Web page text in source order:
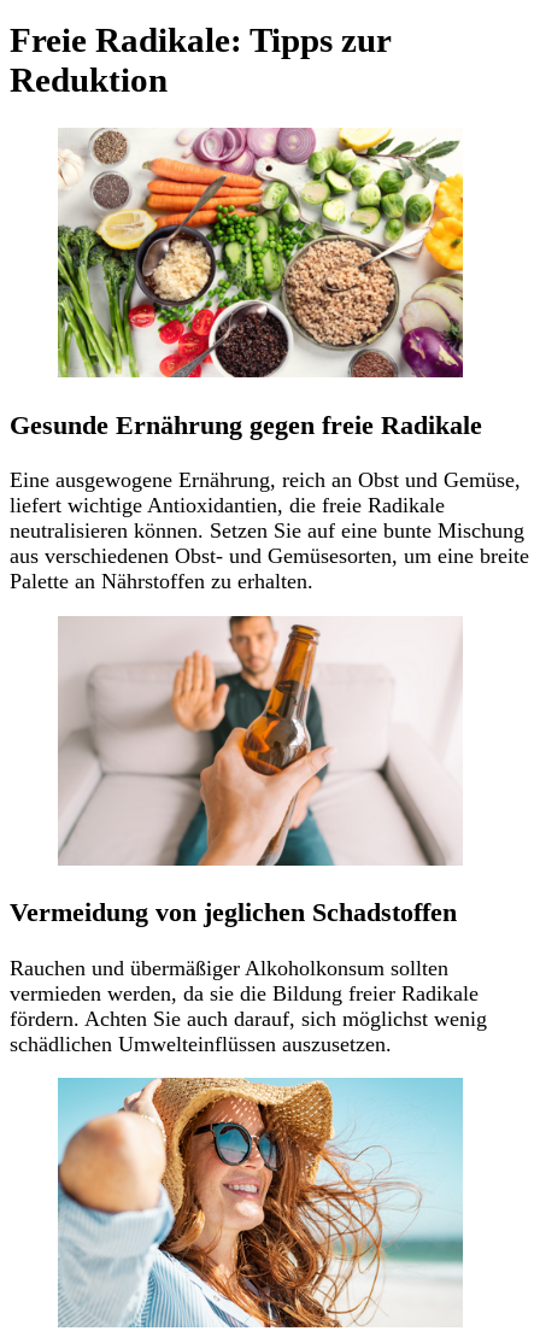
Freie Radikale: Tipps zur
Reduktion
Gesunde Ernährung gegen freie Radikale
Eine ausgewogene Ernährung, reich an Obst und Gemüse,
liefert wichtige Antioxidantien, die freie Radikale
neutralisieren können. Setzen Sie auf eine bunte Mischung
aus verschiedenen Obst- und Gemüsesorten, um eine breite
Palette an Nährstoffen zu erhalten.
Vermeidung von jeglichen Schadstoffen
Rauchen und übermäßiger Alkoholkonsum sollten
vermieden werden, da sie die Bildung freier Radikale
fördern. Achten Sie auch darauf, sich möglichst wenig
schädlichen Umwelteinflüssen auszusetzen.